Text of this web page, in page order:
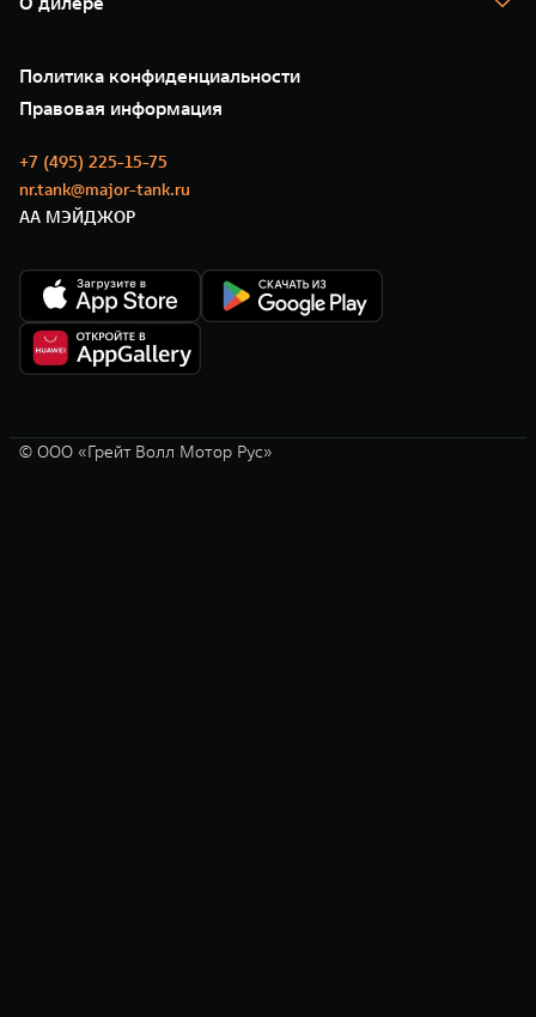
Зарядные станции
Новые цифровые сервисы TANK
Сервис
Нулевое ТО
Моторные масла
35 лет GWM
GWM ТЕХ ДЕНЬ
Новости
Политика конфиденциальности
Правовая информация
+7 (495) 225-15-75
nr.tank@major-tank.ru
АА МЭЙДЖОР
© ООО «Грейт Волл Мотор Рус»